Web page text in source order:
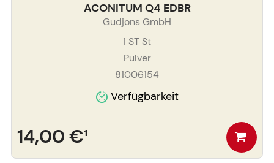
ACONITUM Q4 EDBR
Gudjons GmbH
1 ST St
Pulver
81006154
Verfügbarkeit
14,00 €¹